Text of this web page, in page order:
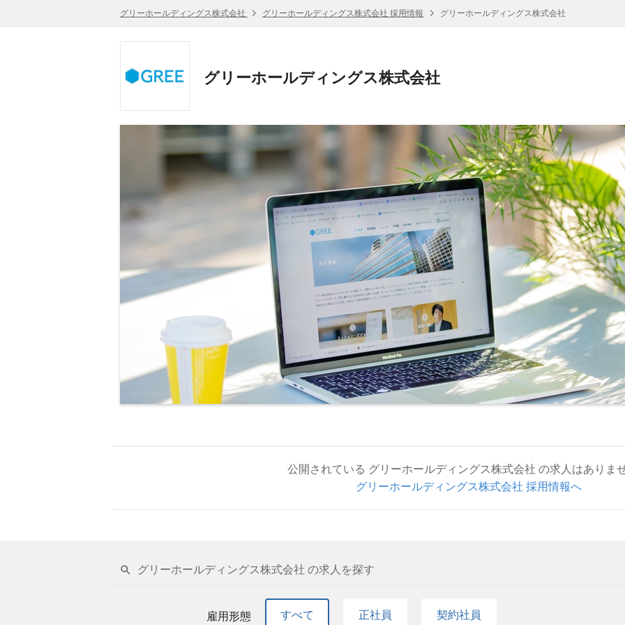
グリーホールディングス株式会社 グリーホールディングス株式会社 採用情報 グリーホールディングス株式会社
グリーホールディングス株式会社
公開されている グリーホールディングス株式会社 の求人はありま
グリーホールディングス株式会社 採用情報へ
グリーホールディングス株式会社 の求人を探す
雇用形態 すべて 正社員 契約社員